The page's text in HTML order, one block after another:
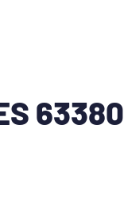
63380